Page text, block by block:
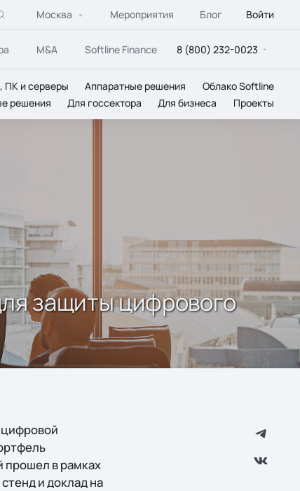
Москва Мероприятия Блог Войти
M&A Softline Finance 8 (800) 232-0023
ПК и серверы Аппаратные решения
Облако Softline
решения Для госсектора Для бизнеса Проекты
защиты цифрового
прошел в рамках
и доклад на